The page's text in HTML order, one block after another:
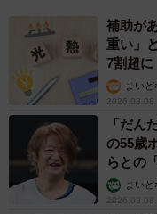
補助が
重い」
7割超に
まい
2026.08.08
「だん
の55歳
らとの
まい
2026.08.08